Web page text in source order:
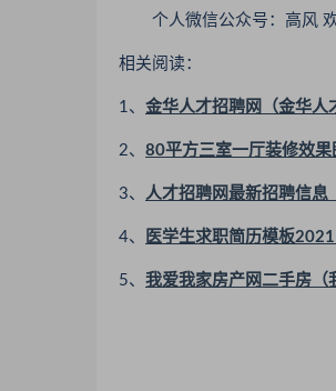
个人微信公众号：高风 欢
相关阅读：
1、 金华人才招聘网（金华人
2、 80平方三室一厅装修效果
3、 人才招聘网最新招聘信息
4、 医学生求职简历模板
5、 我爱我家房产网二手房（